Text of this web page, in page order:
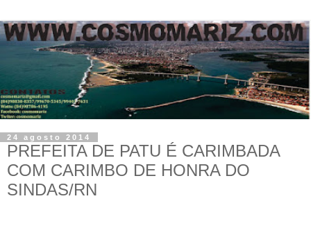
24 agosto 2014
PREFEITA DE PATU É CARIMBADA
COM CARIMBO DE HONRA DO
SINDAS/RN